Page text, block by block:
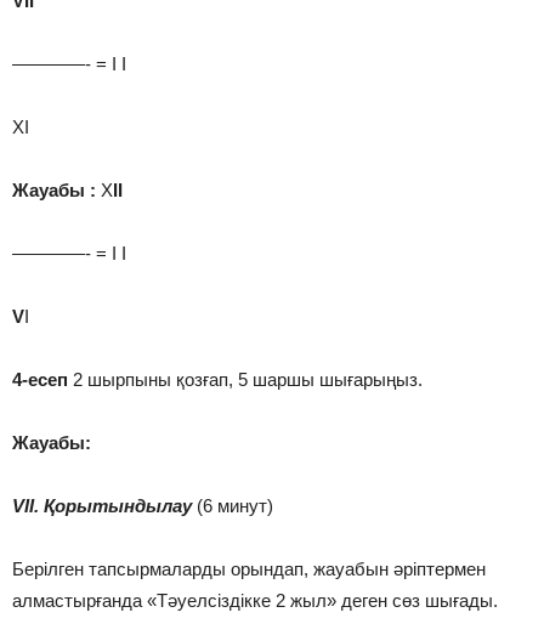
————- = I I
ХІ
Жауабы : ХII
————- = I I
VІ
4-есеп 2 шырпыны қозғап, 5 шаршы шығарыңыз.
Жауабы:
VII. Қорытындылау (6 минут)
Берілген тапсырмаларды орындап, жауабын әріптермен
алмастырғанда «Тәуелсіздікке 2 жыл» деген сөз шығады.